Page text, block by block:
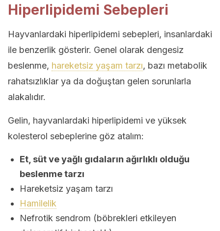
Hiperlipidemi Sebepleri
Hayvanlardaki hiperlipidemi sebepleri, insanlardaki
ile benzerlik gösterir. Genel olarak dengesiz
beslenme, hareketsiz yaşam tarzı, bazı metabolik
rahatsızlıklar ya da doğuştan gelen sorunlarla
alakalıdır.
Gelin, hayvanlardaki hiperlipidemi ve yüksek
kolesterol sebeplerine göz atalım:
Et, süt ve yağlı gıdaların ağırlıklı olduğu
beslenme tarzı
Hareketsiz yaşam tarzı
Hamilelik
Nefrotik sendrom (böbrekleri etkileyen